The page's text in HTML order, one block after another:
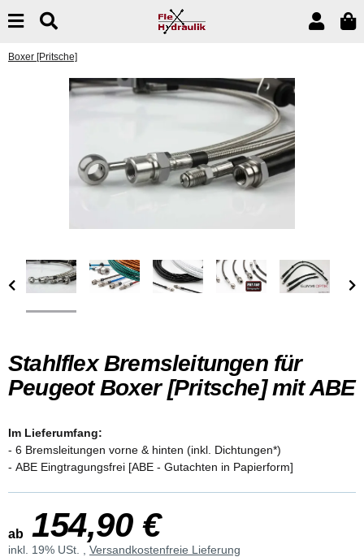
Boxer [Pritsche]
Stahlflex Bremsleitungen für
Peugeot Boxer [Pritsche] mit ABE
Im Lieferumfang:
- 6 Bremsleitungen vorne & hinten (inkl. Dichtungen*)
- ABE Eingtragungsfrei [ABE - Gutachten in Papierform]
ab 154,90 €
inkl. 19% USt. , Versandkostenfreie Lieferung